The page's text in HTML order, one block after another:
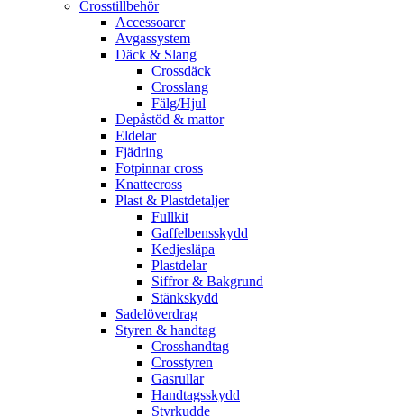
Crosstillbehör
Accessoarer
Avgassystem
Däck & Slang
Crossdäck
Crosslang
Fälg/Hjul
Depåstöd & mattor
Eldelar
Fjädring
Fotpinnar cross
Knattecross
Plast & Plastdetaljer
Fullkit
Gaffelbensskydd
Kedjesläpa
Plastdelar
Siffror & Bakgrund
Stänkskydd
Sadelöverdrag
Styren & handtag
Crosshandtag
Crosstyren
Gasrullar
Handtagsskydd
Styrkudde